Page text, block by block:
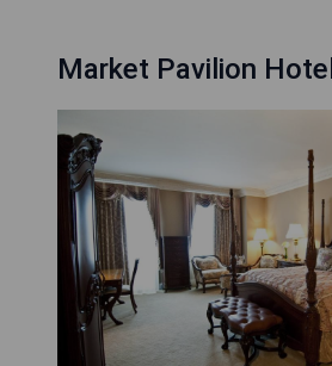
Market Pavilion Hotel